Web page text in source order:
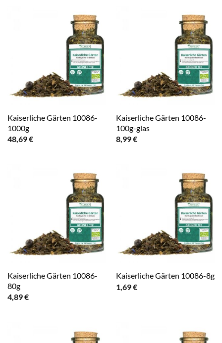
Kaiserliche Gärten 10086-
1000g
48,69€
Kaiserliche Gärten 10086-
100g-glas
8,99€
Kaiserliche Gärten 10086-
80g
4,89€
Kaiserliche Gärten 10086-8g
1,69€